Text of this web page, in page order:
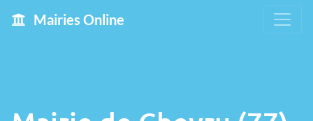
Mairies Online